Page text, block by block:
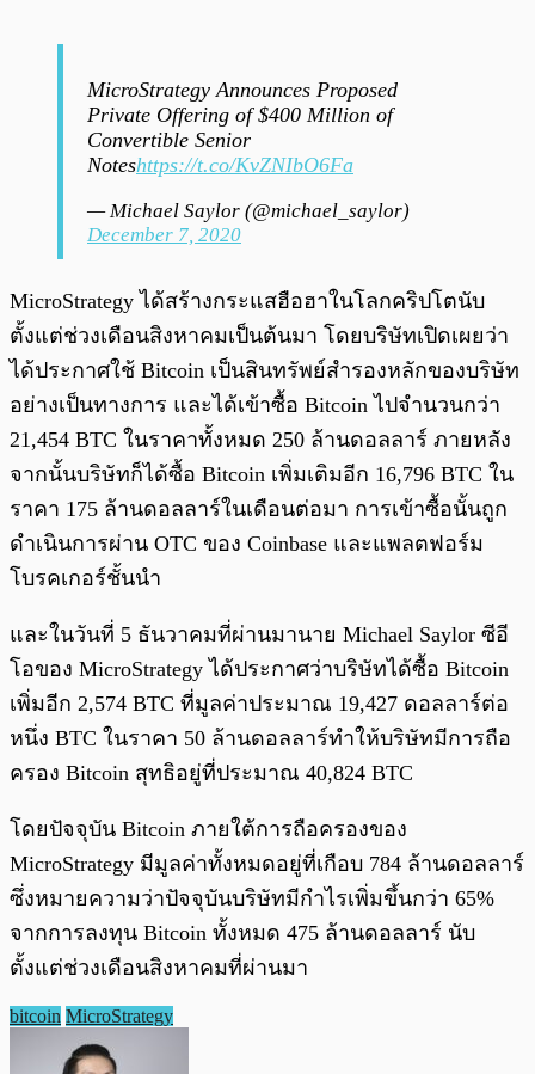
MicroStrategy Announces Proposed
Private Offering of $400 Million of
Convertible Senior
Noteshttps://t.co/KvZNIbO6Fa
— Michael Saylor (@michael_saylor)
December 7, 2020
MicroStrategy ได้สร้างกระแสฮือฮาในโลกคริปโตนับ
ตั้งแต่ช่วงเดือนสิงหาคมเป็นต้นมา โดยบริษัทเปิดเผยว่า
ได้ประกาศใช้ Bitcoin เป็นสินทรัพย์สำรองหลักของบริษัท
อย่างเป็นทางการ และได้เข้าซื้อ Bitcoin ไปจำนวนกว่า
21,454 BTC ในราคาทั้งหมด 250 ล้านดอลลาร์ ภายหลัง
จากนั้นบริษัทก็ได้ซื้อ Bitcoin เพิ่มเติมอีก 16,796 BTC ใน
ราคา 175 ล้านดอลลาร์ในเดือนต่อมา การเข้าซื้อนั้นถูก
ดำเนินการผ่าน OTC ของ Coinbase และแพลตฟอร์ม
โบรคเกอร์ชั้นนำ
และในวันที่ 5 ธันวาคมที่ผ่านมานาย Michael Saylor ซีอี
โอของ MicroStrategy ได้ประกาศว่าบริษัทได้ซื้อ Bitcoin
เพิ่มอีก 2,574 BTC ที่มูลค่าประมาณ 19,427 ดอลลาร์ต่อ
หนึ่ง BTC ในราคา 50 ล้านดอลลาร์ทำให้บริษัทมีการถือ
ครอง Bitcoin สุทธิอยู่ที่ประมาณ 40,824 BTC
โดยปัจจุบัน Bitcoin ภายใต้การถือครองของ
MicroStrategy มีมูลค่าทั้งหมดอยู่ที่เกือบ 784 ล้านดอลลาร์
ซึ่งหมายความว่าปัจจุบันบริษัทมีกำไรเพิ่มขึ้นกว่า 65%
จากการลงทุน Bitcoin ทั้งหมด 475 ล้านดอลลาร์ นับ
ตั้งแต่ช่วงเดือนสิงหาคมที่ผ่านมา
bitcoin MicroStrategy